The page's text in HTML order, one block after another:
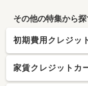
その他の特集から探
初期費用クレジッ
家賃クレジットカ